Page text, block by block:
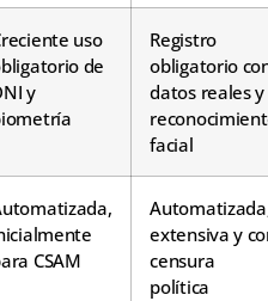
uso
de
y
Registro
obligatorio
datos reales y
facial
CSAM
extensiva y
censura
política